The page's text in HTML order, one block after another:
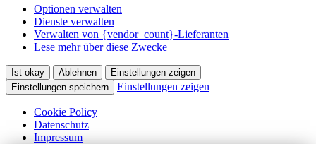
Optionen verwalten
Dienste verwalten
Verwalten von {vendor_count}-Lieferanten
Lese mehr über diese Zwecke
Ist okay Ablehnen
Einstellungen zeigen
Einstellungen speichern
Einstellungen zeigen
Cookie Policy
Datenschutz
Impressum